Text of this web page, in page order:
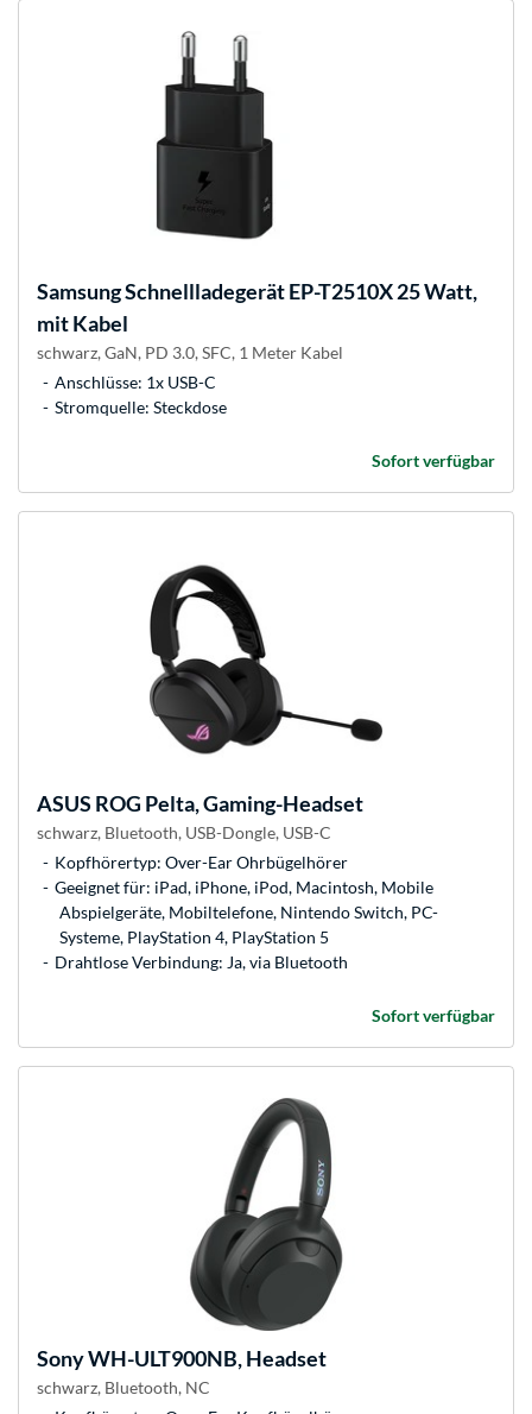
SamsungSchnellladegerät EP-T2510X 25 Watt,
mit Kabel
schwarz, GaN, PD 3.0, SFC, 1 Meter Kabel
Anschlüsse: 1x USB-C
Stromquelle: Steckdose
Sofort verfügbar
ASUS ROG Pelta, Gaming-Headset
schwarz, Bluetooth, USB-Dongle, USB-C
Kopfhörertyp: Over-Ear Ohrbügelhörer
Geeignet für: iPad, iPhone, iPod, Macintosh, Mobile
Abspielgeräte, Mobiltelefone, Nintendo Switch, PC-
Systeme, PlayStation 4, PlayStation 5
Drahtlose Verbindung: Ja, via Bluetooth
Sofort verfügbar
SonyWH-ULT900NB, Headset
schwarz, Bluetooth, NC